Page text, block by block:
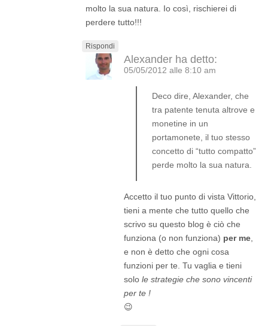
molto la sua natura. Io così, rischierei di
perdere tutto!!!
Rispondi
Alexander ha detto:
05/05/2012 alle 8:10 am
Deco dire, Alexander, che
tra patente tenuta altrove e
monetine in un
portamonete, il tuo stesso
concetto di “tutto compatto”
perde molto la sua natura.
Accetto il tuo punto di vista Vittorio,
tieni a mente che tutto quello che
scrivo su questo blog è ciò che
funziona (o non funziona) per me
e non è detto che ogni cosa
funzioni per te. Tu vaglia e tieni
solo le strategie che sono vincenti
per te !
😉